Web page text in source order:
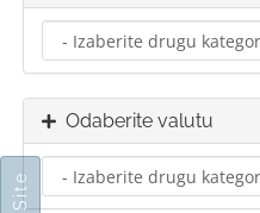
Odaberite valutu